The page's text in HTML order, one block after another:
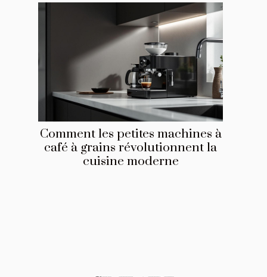
Comment les petites machines à
café à grains révolutionnent la
cuisine moderne